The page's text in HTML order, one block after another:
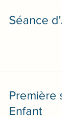
Séance
Première
Enfant